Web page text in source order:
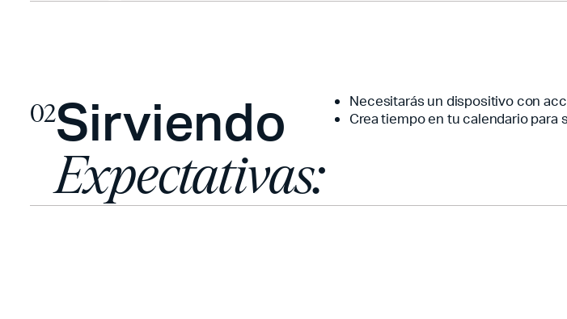
02Sirviendo
Expectativas:
Necesitarás un dispositivo con
Crea tiempo en tu calendario para